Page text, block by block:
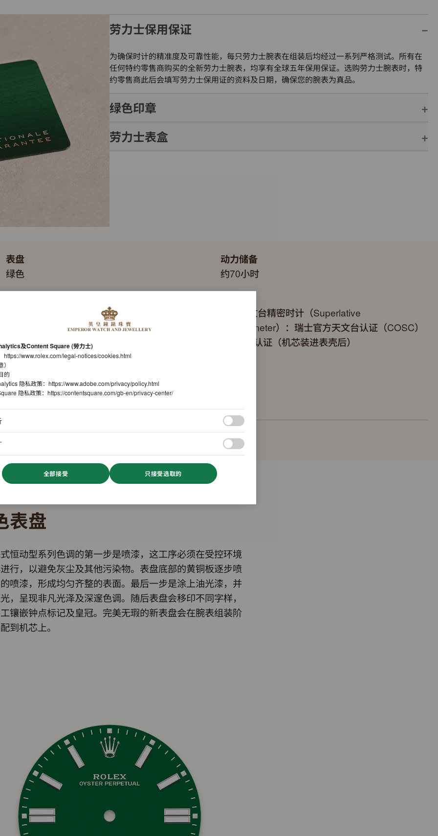
劳力士保用保证
为确保时计的精准度及可靠性能，每只劳力士腕表在组装后均经过一系列严格测试。所有在
任何特约零售商购买的全新劳力士腕表，均享有全球五年保用保证。选购劳力士腕表时，特
约零售商此后会填写劳力士保用证的资料及日期，确保您的腕表为真品。
绿色印章
每只劳力士腕表均附有全球五年保用保证，并附上绿色印章，此印章是超卓天文台精密时计
劳力士表盒
表盘
绿色
蚝式（Oyster），三格实心链节
自动上链机械恒动机芯
机芯型号
劳力士3230型机芯
动力储备
约70小时
超卓天文台精密时计（Superlative
Chronometer）：瑞士官方天文台认证（COSC）
+劳力士认证（机芯装进表壳后）
表盘
恒动型系列色调的第一步是喷漆，这工序必须在受控环境
行，以避免灰尘及其他污染物。表盘底部的黄铜板逐步喷
喷漆，形成均匀齐整的表面。最后一步是涂上油光漆，并
，呈现非凡光泽及深邃色调。随后表盘会移印不同字样，
镶嵌钟点标记及皇冠。完美无瑕的新表盘会在腕表组装阶
到机芯上。
及Content Square (勞力士)
https://www.rolex.com/legal-notices/cookies.html
的
隐私政策： https://www.adobe.com/privacy/policy.html
隐私政策： https://contentsquare.com/gb-en/privacy-center/
全部接受 只接受选取的